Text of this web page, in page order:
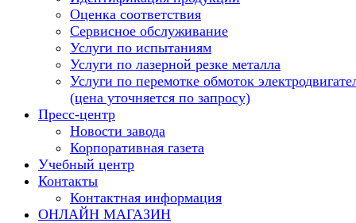
Оценка соответствия
Сервисное обслуживание
Услуги по испытаниям
Услуги по лазерной резке металла
Услуги по перемотке обмоток
(цена уточняется по запросу)
Пресс-центр
Новости завода
Корпоративная газета
Учебный центр
Контакты
Контактная информация
ОНЛАЙН МАГАЗИН